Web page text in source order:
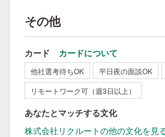
その他
カード カードについて
他社選考待ちOK 平日夜の面談OK
リモートワーク可（週3日以上）
あなたとマッチする文化
株式会社リクルートの他の文化を見